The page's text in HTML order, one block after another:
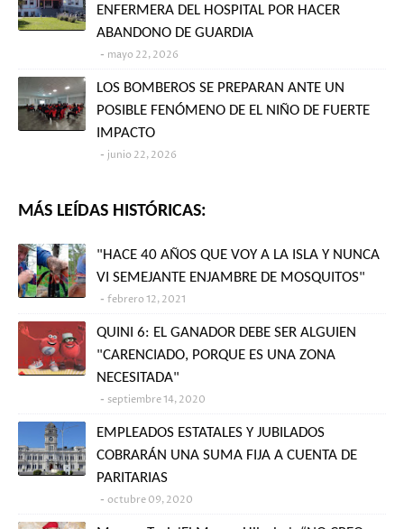
ENFERMERA DEL HOSPITAL POR HACER
ABANDONO DE GUARDIA
mayo 22, 2026
LOS BOMBEROS SE PREPARAN ANTE UN
POSIBLE FENÓMENO DE EL NIÑO DE FUERTE
IMPACTO
junio 22, 2026
MÁS LEÍDAS HISTÓRICAS:
"HACE 40 AÑOS QUE VOY A LA ISLA Y NUNCA
VI SEMEJANTE ENJAMBRE DE MOSQUITOS"
febrero 12, 2021
QUINI 6: EL GANADOR DEBE SER ALGUIEN
"CARENCIADO, PORQUE ES UNA ZONA
NECESITADA"
septiembre 14, 2020
EMPLEADOS ESTATALES Y JUBILADOS
COBRARÁN UNA SUMA FIJA A CUENTA DE
PARITARIAS
octubre 09, 2020